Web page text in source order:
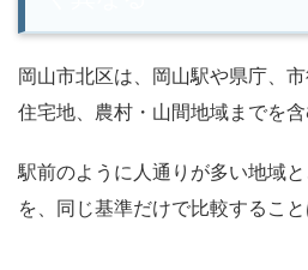
岡山市北区は、岡山駅や県庁、市
住宅地、農村・山間地域までを含
駅前のように人通りが多い地域
を、同じ基準だけで比較すること